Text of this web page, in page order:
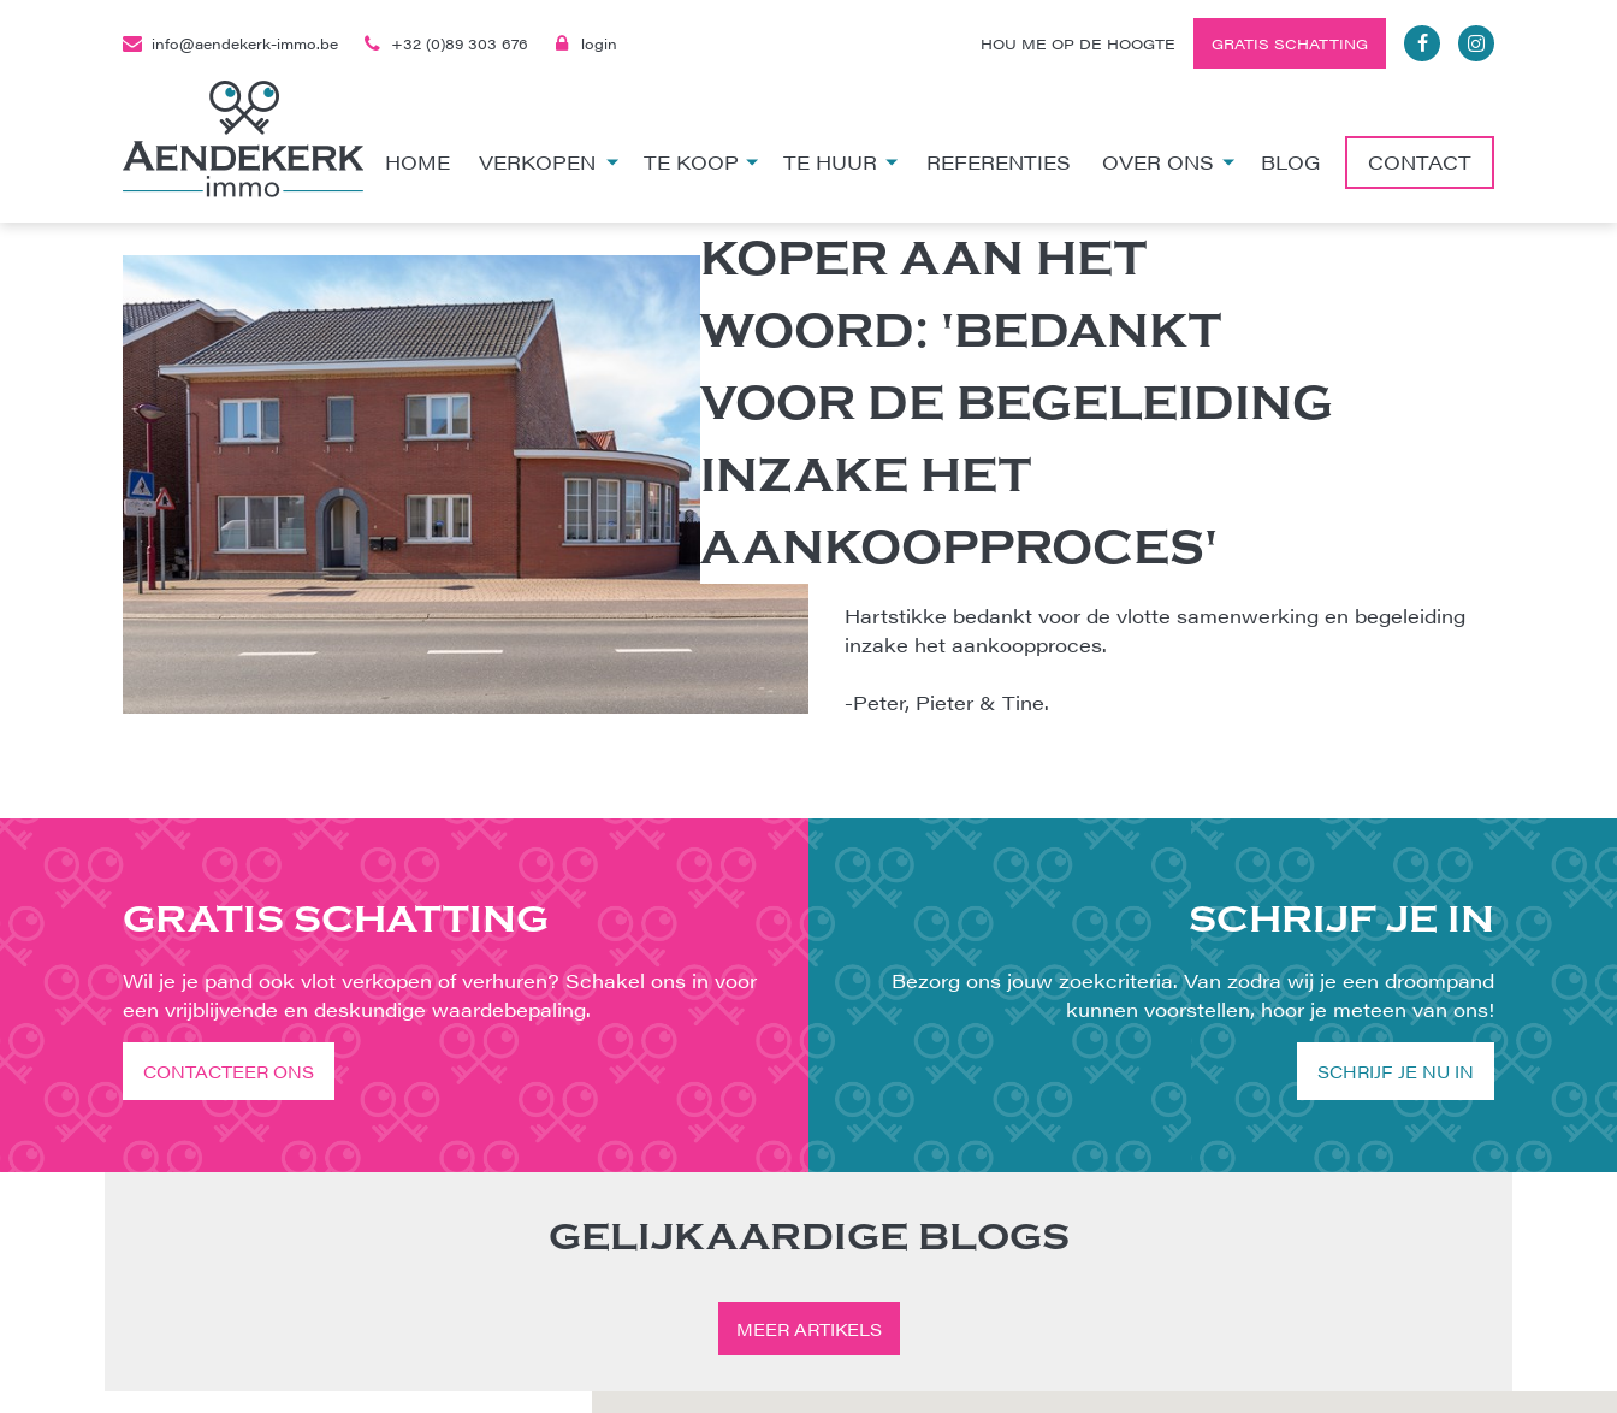
HOME VERKOPEN TE KOOP TE HUUR REFERENTIES OVER ONS BLOG CONTACT
info@aendekerk-immo.be +32 (0)89 303 676 login HOU ME OP DE HOOGTE GRATIS SCHATTING
KOPER AAN HET
WOORD: 'BEDANKT
VOOR DE BEGELEIDING
INZAKE HET
AANKOOPPROCES'
Hartstikke bedankt voor de vlotte samenwerking en begeleiding
inzake het aankoopproces.
-Peter, Pieter & Tine.
GRATIS SCHATTING
Wil je je pand ook vlot verkopen of verhuren? Schakel ons in voor
een vrijblijvende en deskundige waardebepaling.
CONTACTEER ONS
SCHRIJF JE IN
Bezorg ons jouw zoekcriteria. Van zodra wij je een droompand
kunnen voorstellen, hoor je meteen van ons!
SCHRIJF JE NU IN
GELIJKAARDIGE BLOGS
MEER ARTIKELS